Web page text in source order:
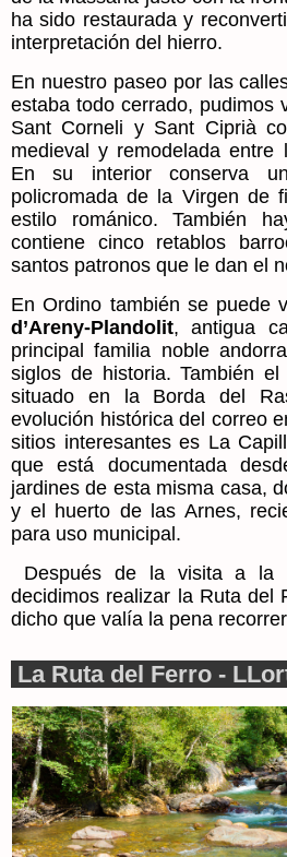
ha sido restaurada y
interpretación del hierro.
En nuestro paseo por las
estaba todo cerrado, pudimos
Sant Corneli y Sant Ciprià
medieval y remodelada
En su interior conserva
policromada de la Virgen de
estilo románico. También
contiene cinco retablos
santos patronos que le dan el
En Ordino también se puede
d’Areny-Plandolit, antigua
principal familia noble
siglos de historia. También el
situado en la Borda del
evolución histórica del correo
sitios interesantes es La
que está documentada
jardines de esta misma casa,
y el huerto de las Arnes,
para uso municipal.
Después de la visita a la
decidimos realizar la Ruta del
dicho que valía la pena
La Ruta del Ferro -